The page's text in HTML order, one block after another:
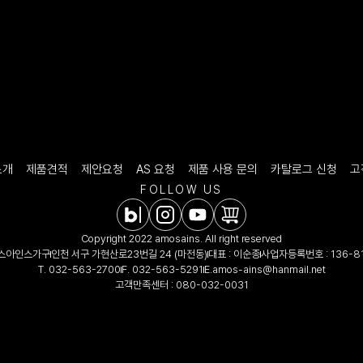
제품견적 제안요청 AS 요청 제품 사용 문의 카탈로그 신청 고
FOLLOW US
Copyright 2022 amosains. All right reserved
아인스가구인천 서구 가현산로23번길 24 (마전동)대표 : 이순종사업자등록번호 : 136-
T. 032-563-2700F. 032-563-5291E.amos-ains@hanmail.net
고객만족센터 : 080-032-0031